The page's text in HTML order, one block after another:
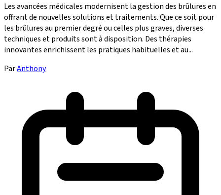
Les avancées médicales modernisent la gestion des brûlures en
offrant de nouvelles solutions et traitements. Que ce soit pour
les brûlures au premier degré ou celles plus graves, diverses
techniques et produits sont à disposition. Des thérapies
innovantes enrichissent les pratiques habituelles et au...
ParAnthony